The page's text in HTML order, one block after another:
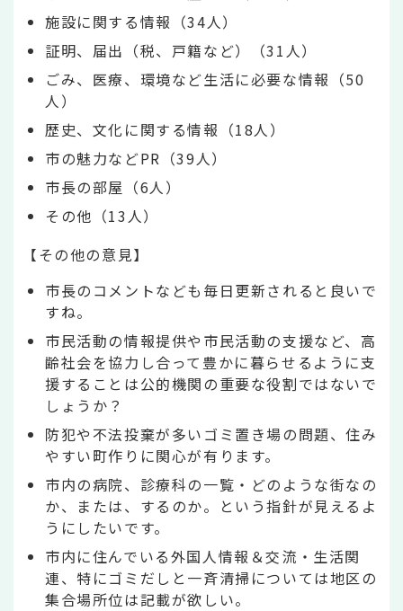
施設に関する情報（34人）
証明、届出（税、戸籍など）（31人）
ごみ、医療、環境など生活に必要な情報（50
人）
歴史、文化に関する情報（18人）
市の魅力などPR（39人）
市長の部屋（6人）
その他（13人）
【その他の意見】
市長のコメントなども毎日更新されると良いで
すね。
市民活動の情報提供や市民活動の支援など、高
齢社会を協力し合って豊かに暮らせるように支
援することは公的機関の重要な役割ではないで
しょうか？
防犯や不法投棄が多いゴミ置き場の問題、住み
やすい町作りに関心が有ります。
市内の病院、診療科の一覧・どのような街なの
か、または、するのか。という指針が見えるよ
うにしたいです。
市内に住んでいる外国人情報＆交流・生活関
連、特にゴミだしと一斉清掃については地区の
集合場所位は記載が欲しい。